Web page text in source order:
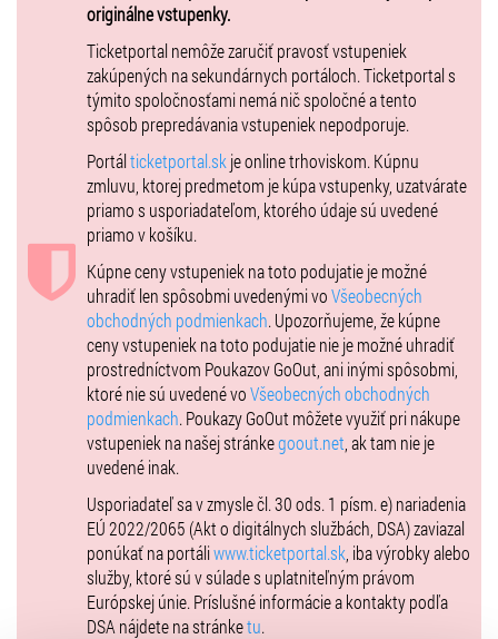
Prežijete tak čaro filmuHarry Potter a Ohnivá čaša™
rozlíšení na veľkom plátne naživo v sprievodeSymfonického
orchestra Slovenského Rozhlasu, ktorý zahrá nezabudnuteľnú
Patricka Doylapod taktovkou dirigentaErnsta van Tiela
Buďte pri tom, keď hudba opäť oživí príbeh, ktorý očaril svet.
Premietanie celovečerného filmu na veľkom kinoplátne naživo
v sprievode 90-členného Symfonického orchestra Slovenského
Film bude premietaný so slovenským dabingom a slovenskými
titulkami.
All characters and elements © & ™ Warner Bros. Entertainment Inc.
Publishing Rights © JKR.
ZŤP (len vozíčkari) 1 EUR + doprovod 55 EUR objednávka cez
hotline@ticketportal.sk
Vstupenky na podujatie je možné zakúpiť len formou Hometicket!
originálne vstupenky.
Ticketportal nemôže zaručiť pravosť vstupeniek
zakúpených na sekundárnych portáloch. Ticketportal s
týmito spoločnosťami nemá nič spoločné a tento
spôsob prepredávania vstupeniek nepodporuje.
Portálticketportal.sk je online trhoviskom. Kúpnu
zmluvu, ktorej predmetom je kúpa vstupenky, uzatvárate
priamo s usporiadateľom, ktorého údaje sú uvedené
priamo v košíku.
Kúpne ceny vstupeniek na toto podujatie je možné
uhradiť len spôsobmi uvedenými voVšeobecných
obchodných podmienkach. Upozorňujeme, že kúpne
ceny vstupeniek na toto podujatie nie je možné uhradiť
prostredníctvom Poukazov GoOut, ani inými spôsobmi,
ktoré nie sú uvedené voVšeobecných obchodných
podmienkach. Poukazy GoOut môžete využiť pri nákupe
vstupeniek na našej stránkegoout.net , ak tam nie je
uvedené inak.
Usporiadateľ sa v zmysle čl. 30 ods. 1 písm. e) nariadenia
EÚ 2022/2065 (Akt o digitálnych službách, DSA) zaviazal
ponúkať na portáliwww.ticketportal.sk , iba výrobky alebo
služby, ktoré sú v súlade s uplatniteľným právom
Európskej únie. Príslušné informácie a kontakty podľa
DSA nájdete na stránketu.